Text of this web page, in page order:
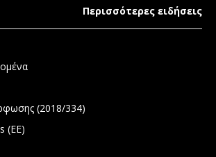
Περισσότερες ειδήσεις
(2018/334)
(ΕΕ)